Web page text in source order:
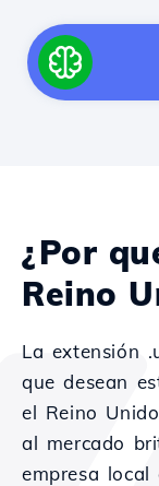
¿Por
Reino
La extensión
que desean
el Reino
al mercado
empresa